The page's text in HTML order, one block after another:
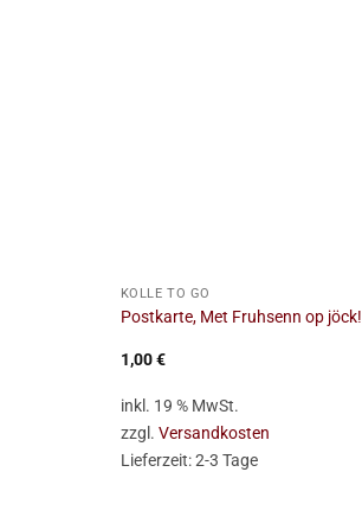
KÖLLE TO GO
Postkarte, Met Fruhsenn op jöck!
1,00€
inkl. 19 % MwSt.
zzgl. Versandkosten
Lieferzeit:2-3 Tage